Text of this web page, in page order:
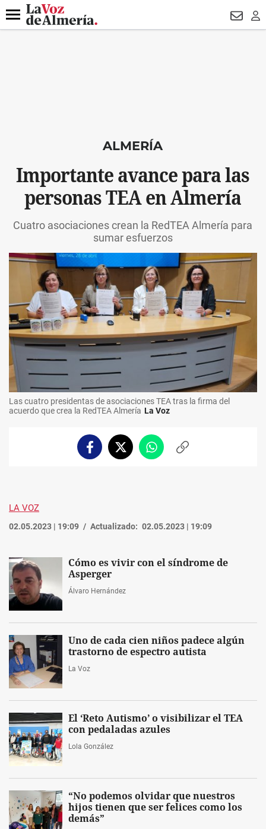
DESTACADO TURISMO
Menú
ALMERÍA
Importante avance para las
personas TEA en Almería
Cuatro asociaciones crean la RedTEA Almería para
sumar esfuerzos
Las cuatro presidentas de asociaciones TEA tras la firma del
acuerdo que crea la RedTEA Almería La Voz
FacebookTwitterWhatsappCopiar
LA VOZ
02.05.2023 | 19:09 Actualizado: 02.05.2023 | 19:09
Cómo es vivir con el síndrome de
Asperger
Álvaro Hernández
Uno de cada cien niños padece algún
trastorno de espectro autista
La Voz
El ‘Reto Autismo’ o visibilizar el TEA
con pedaladas azules
Lola González
“No podemos olvidar que nuestros
hijos tienen que ser felices como los
demás”